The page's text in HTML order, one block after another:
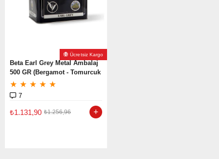
Beta Earl Grey Metal Ambalaj
500 GR (Bergamot - Tomurcuk
Çayı)
★ ★ ★ ★ ★
7
₺1.131,90 ₺1.256,96
Ücretsiz Kargo